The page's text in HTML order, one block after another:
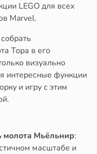
LEGO для всех
Marvel.
Тора в его
визуально
интересные функции
и игру с этим
молота Мьёльнир:
масштабе и